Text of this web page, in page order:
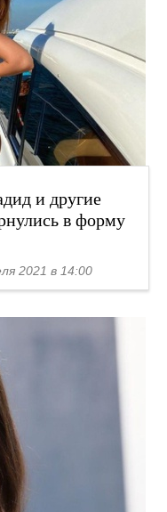
и другие
в форму
2021 в 14:00